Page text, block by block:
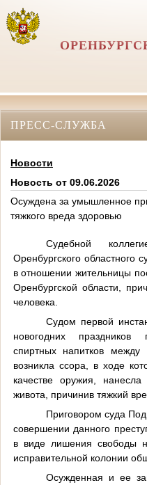
ПРЕСС-СЛУЖБА
Новости
Новость от 09.06.2026
Осуждена за умышленное
тяжкого вреда здоровью
Судебной
Оренбургского областного
в отношении жительницы
Оренбургской области ,
человека.
Судом первой
новогодних праздников
спиртных напитков
возникла ссора, в ходе
качестве оружия,
живота, причинив тяжкий
Приговором суда
совершении данного
в виде лишения свободы
исправительной колонии
Осужденная и ее